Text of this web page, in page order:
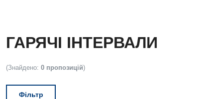
ГАРЯЧІ ІНТЕРВАЛИ
(Знайдено: 0 пропозицій)
Фільтр